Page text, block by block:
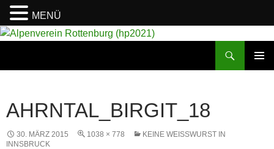
AHRNTAL_BIRGIT_18
30. MÄRZ 2015 1038 × 778
KEINE WEISSWURST IN I
NNSBRUCK
MENÜ